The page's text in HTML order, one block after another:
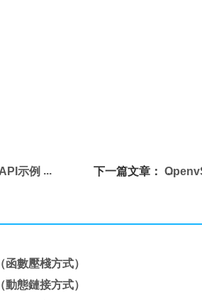
示例 下一篇文章：
數壓棧方式）
態鏈接方式）